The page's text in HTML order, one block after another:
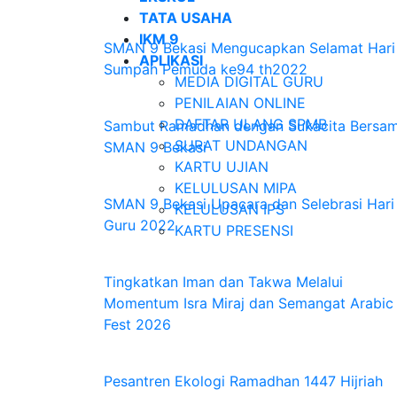
TATA USAHA
IKM 9
APLIKASI
MEDIA DIGITAL GURU
PENILAIAN ONLINE
DAFTAR ULANG SPMB
SURAT UNDANGAN
KARTU UJIAN
KELULUSAN MIPA
KELULUSAN IPS
KARTU PRESENSI
SMAN 9 Bekasi Mengucapkan Selamat Hari
Sumpah Pemuda ke94 th2022
Sambut Ramadhan dengan Sukacita
SMAN 9 Bekasi
SMAN 9 Bekasi Upacara dan Selebrasi Hari
Guru 2022
Tingkatkan Iman dan Takwa Melalui
Momentum Isra Miraj dan Semangat Arabic
Fest 2026
Pesantren Ekologi Ramadhan 1447 Hijriah